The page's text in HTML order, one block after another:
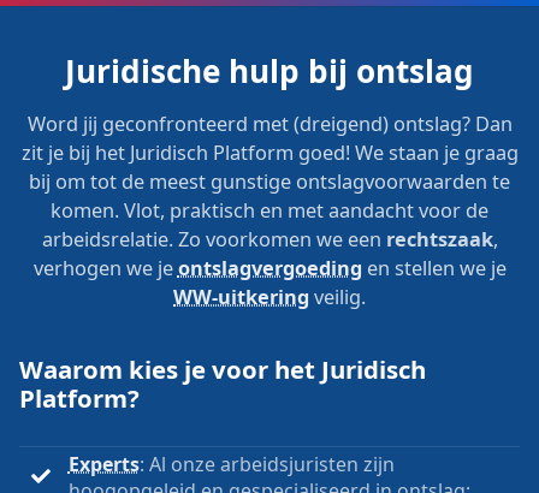
Juridische hulp bij ontslag
Word jij geconfronteerd met (dreigend) ontslag? Dan
zit je bij het Juridisch Platform goed! We staan je graag
bij om tot de meest gunstige ontslagvoorwaarden te
komen. Vlot, praktisch en met aandacht voor de
arbeidsrelatie. Zo voorkomen we een rechtszaak,
verhogen we jeontslagvergoeding en stellen we je
WW-uitkering veilig.
Waarom kies je voor het Juridisch
Platform?
Experts: Al onze arbeidsjuristen zijn